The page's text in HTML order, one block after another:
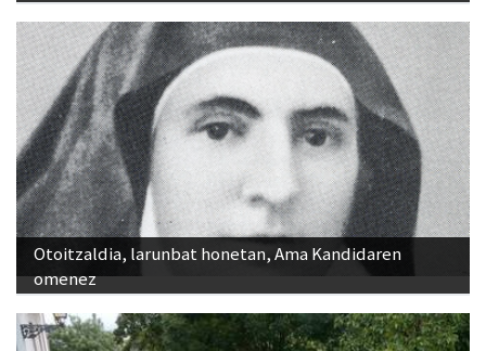
Otoitzaldia, larunbat honetan, Ama Kandidaren
omenez